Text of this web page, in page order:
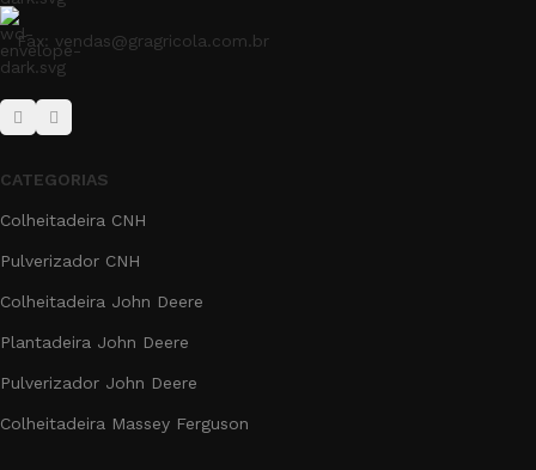
Fax: vendas@gragricola.com.br
CATEGORIAS
Colheitadeira CNH
Pulverizador CNH
Colheitadeira John Deere
Plantadeira John Deere
Pulverizador John Deere
Colheitadeira Massey Ferguson